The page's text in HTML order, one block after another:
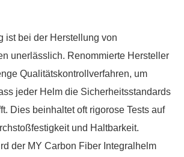
ist bei der Herstellung von
unerlässlich. Renommierte Hersteller
Qualitätskontrollverfahren, um
jeder Helm die Sicherheitsstandards
Dies beinhaltet oft rigorose Tests auf
und Haltbarkeit.
der MY Carbon Fiber Integralhelm